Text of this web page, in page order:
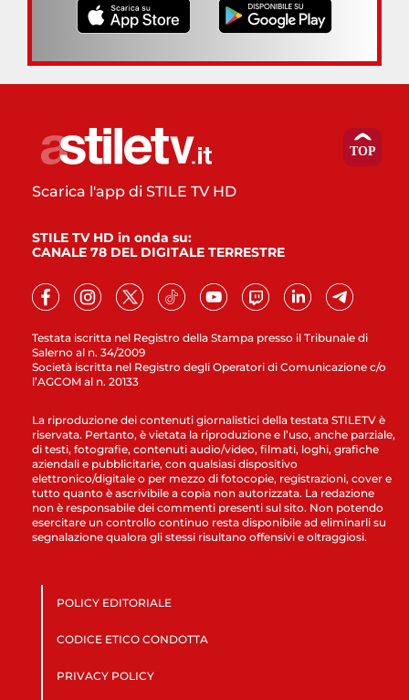
Testata iscritta nel Registro della Stampa presso il Tribunale di
Salerno al n. 34/2009
Società iscritta nel Registro degli Operatori di Comunicazione c/o
l’AGCOM al n. 20133
Scarica l'app di STILE TV HD
STILE TV HD in onda su:
CANALE 78 DEL DIGITALE TERRESTRE
La riproduzione dei contenuti giornalistici della testata STILETV è
riservata. Pertanto, è vietata la riproduzione e l’uso, anche parziale,
di testi, fotografie, contenuti audio/video, filmati, loghi, grafiche
aziendali e pubblicitarie, con qualsiasi dispositivo
elettronico/digitale o per mezzo di fotocopie, registrazioni, cover e
tutto quanto è ascrivibile a copia non autorizzata. La redazione
non è responsabile dei commenti presenti sul sito. Non potendo
esercitare un controllo continuo resta disponibile ad eliminarli su
segnalazione qualora gli stessi risultano offensivi e oltraggiosi.
POLICY EDITORIALE
CODICE ETICO CONDOTTA
PRIVACY POLICY